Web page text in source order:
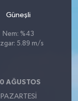
Güneşli
Nem: %43
5.89 m/s
AĞUSTOS
PAZARTESI